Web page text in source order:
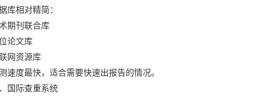
库相对精简：
期刊联合库
论文库
网资源库
速度最快，适合需要快速出报告的情况。
国际查重系统